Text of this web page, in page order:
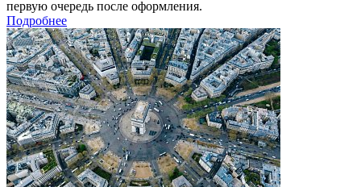
первую очередь после оформления.
Подробнее